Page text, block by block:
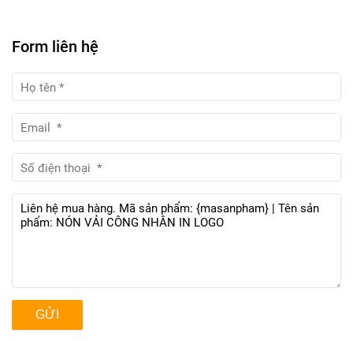
Form liên hệ
GỬI